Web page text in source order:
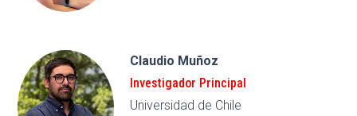
Claudio Muñoz
Investigador Principal
Universidad de Chile